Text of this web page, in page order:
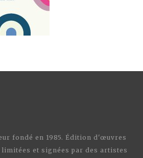
fondé en 1985. Édition d'œuvres
et signées par des artistes